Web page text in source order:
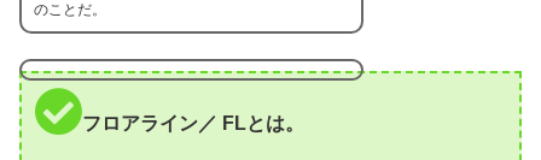
のことだ。
フロアライン／ FLとは。